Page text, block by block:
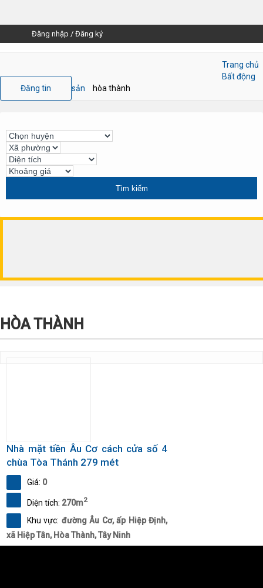
Đăng nhập / Đăng ký
Đăng tin
Trang chủ
Bất động
sản
hòa thành
Tìm kiếm
HÒA THÀNH
Nhà mặt tiền Âu Cơ cách cửa số 4
chùa Tòa Thánh 279 mét
Giá: 0
Diện tích: 270m2
Khu vực: đường Âu Cơ, ấp Hiệp Định,
xã Hiệp Tân, Hòa Thành, Tây Ninh